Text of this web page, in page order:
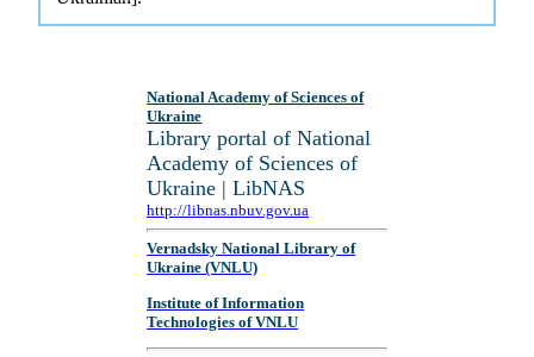
National Academy of Sciences of
Ukraine
Library portal of National
Academy of Sciences of
Ukraine | LibNAS
http://libnas.nbuv.gov.ua
Vernadsky National Library of
Ukraine (VNLU)
Institute of Information
Technologies of VNLU